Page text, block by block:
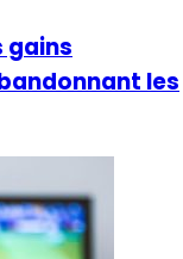
gains
les